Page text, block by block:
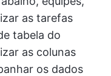
as tarefas
tabela do
as colunas
os dados